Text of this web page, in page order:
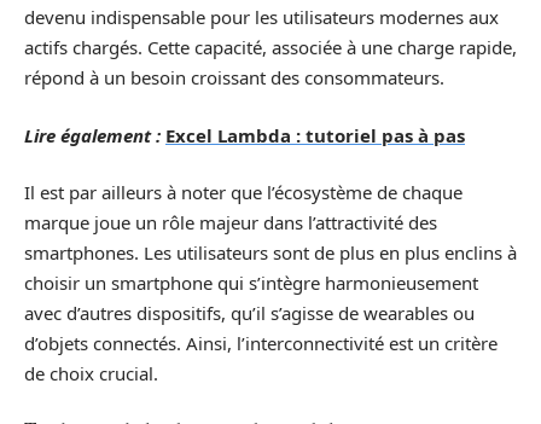
devenu indispensable pour les utilisateurs modernes aux
actifs chargés. Cette capacité, associée à une charge rapide,
répond à un besoin croissant des consommateurs.
Lire également : Excel Lambda : tutoriel pas à pas
Il est par ailleurs à noter que l’écosystème de chaque
marque joue un rôle majeur dans l’attractivité des
smartphones. Les utilisateurs sont de plus en plus enclins à
choisir un smartphone qui s’intègre harmonieusement
avec d’autres dispositifs, qu’il s’agisse de wearables ou
d’objets connectés. Ainsi, l’interconnectivité est un critère
de choix crucial.